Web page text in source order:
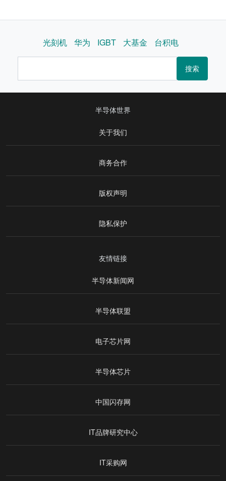
光刻机 华为 IGBT 大基金 台积电
搜索
半导体世界
关于我们
商务合作
版权声明
隐私保护
友情链接
半导体新闻网
半导体联盟
电子芯片网
半导体芯片
中国闪存网
IT品牌研究中心
IT采购网